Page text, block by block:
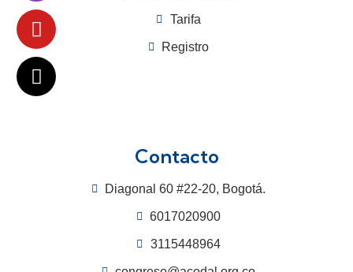
Tarifa
Registro
Contacto
Diagonal 60 #22-20, Bogotá.
6017020900
3115448964